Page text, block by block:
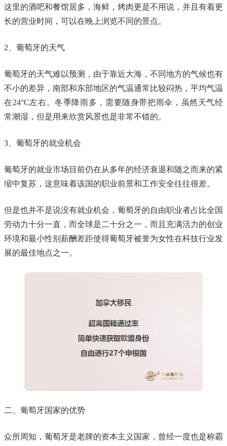
这里的酒吧和餐馆居多，海鲜，烤肉更是不用说，并且有着更
长的营业时间，可以在晚上浏览不同的景点。
2、葡萄牙的天气
葡萄牙的天气难以预测，由于靠近大海，不同地方的气候也有
不小的差异，南部和东部地区的气温通常比较闷热，平均气温
在24°C左右。冬季降雨多，需要随身带把雨伞，虽然天气经
常潮湿，但是用来欣赏风景也是非常不错的。
3、葡萄牙的就业机会
葡萄牙的就业市场目前仍在从多年的经济衰退和随之而来的紧
缩中复苏，这意味着该国的职业前景和工作安全往往很差。
但是也并不是说没有就业机会，葡萄牙的自由职业者占比全国
劳动力十分一直，而全球是二十分之一，而且充满活力的创业
环境和最小性别薪酬差距使得葡萄牙被誉为女性在科技行业发
展的最佳地点之一。
二、葡萄牙国家的优势
众所周知，葡萄牙是老牌的资本主义国家，曾经一度也是称霸